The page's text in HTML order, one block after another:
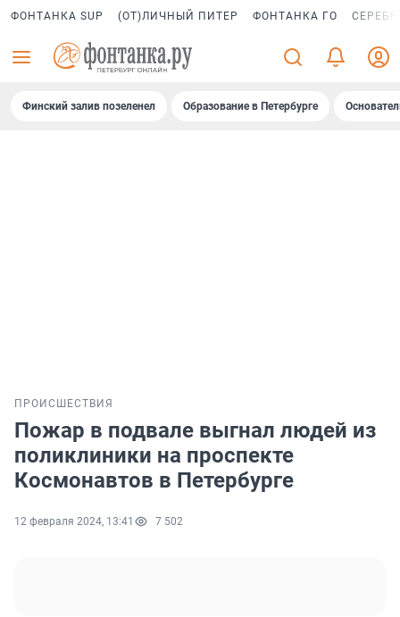
ФОНТАНКА SUP (ОТ)ЛИЧНЫЙ ПИТЕР ФОНТАНКА ГО
Финский залив позеленел Образование в Петербурге
ПРОИСШЕСТВИЯ
Пожар в подвале выгнал людей из
поликлиники на проспекте
Космонавтов в Петербурге
12 февраля 2024, 13:41 7 502